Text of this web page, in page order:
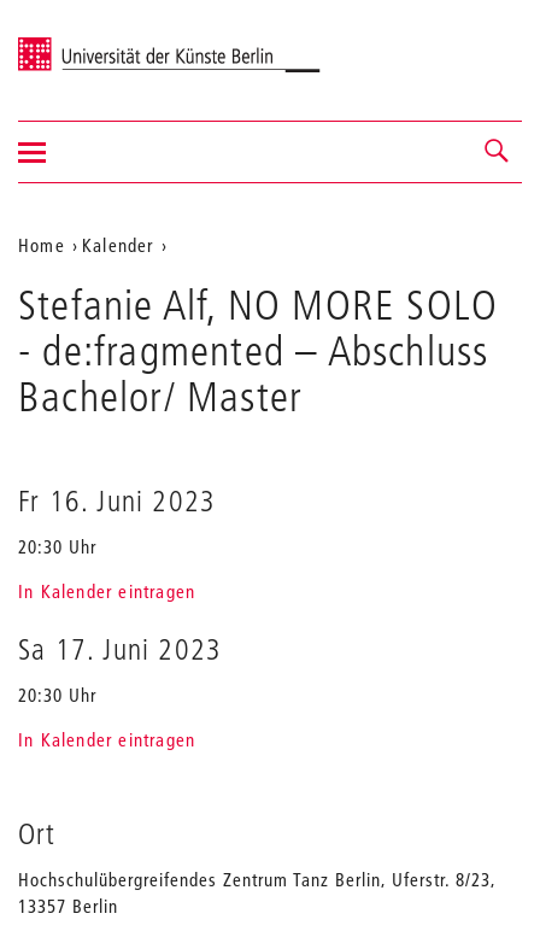
Universität der Künste Berlin
Navigation &
Suche
Navigation
ein-/ausblenden
Aktuelle
Position
auf
der
Webseite
Home
Kalender
Alf,
NO
MORE
SOLO
-
Stefanie Alf, NO MORE SOLO
- de:fragmented– Abschluss
Bachelor/ Master
Fr 16. Juni 2023
20:30 Uhr
In Kalender eintragen
Sa 17. Juni 2023
20:30 Uhr
In Kalender eintragen
Ort
Hochschulübergreifendes Zentrum Tanz Berlin, Uferstr. 8/23,
13357 Berlin